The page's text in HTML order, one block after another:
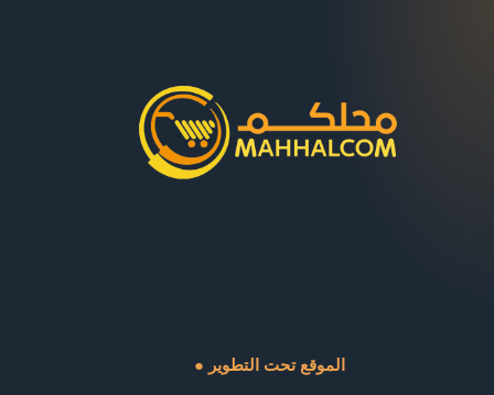
● الموقع تحت التطوير